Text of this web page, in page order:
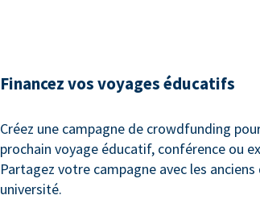
Financez vos voyages éducatifs
Créez une campagne de crowdfunding
prochain voyage éducatif, conférence ou
Partagez votre campagne avec les
université.